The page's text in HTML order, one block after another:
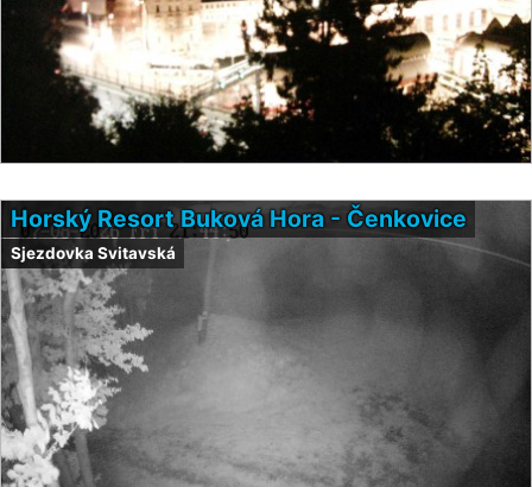
Horský Resort Buková Hora - Čenkovice
Sjezdovka Svitavská